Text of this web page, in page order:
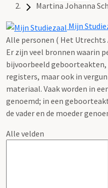
Martina Johanna
Mijn
Alle personen ( Het Utrechts
Er zijn veel bronnen waarin
bijvoorbeeld
registers, maar ook in
materiaal. Vaak worden in
genoemd; in een
de vader en de moeder
Alle velden